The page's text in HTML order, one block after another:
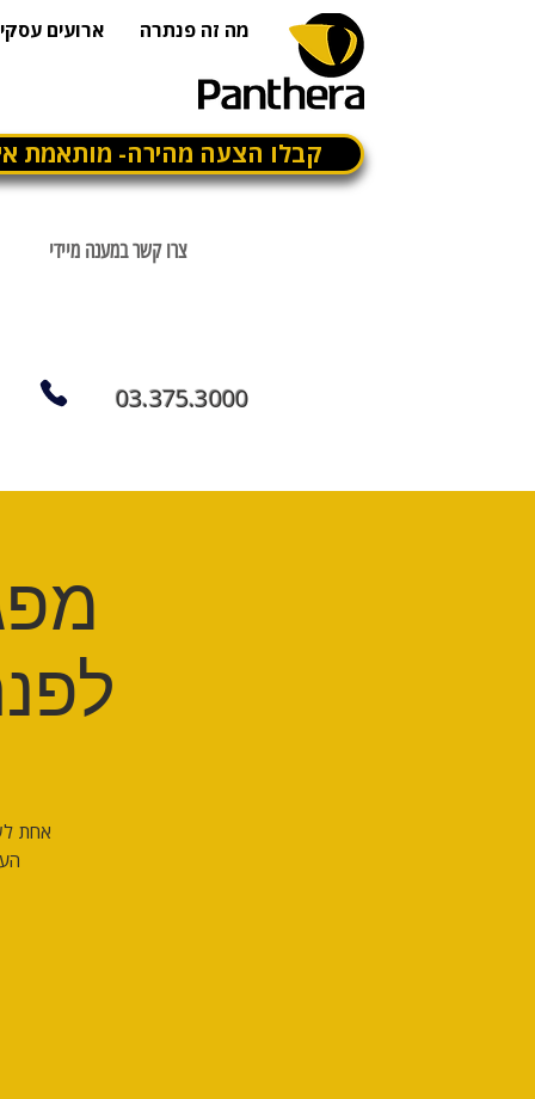
מה זה פנתרה ארועים
קבלו הצעה מהירה- מותאמת
צרו קשר במענה מיידי
03.375.3000
אחת